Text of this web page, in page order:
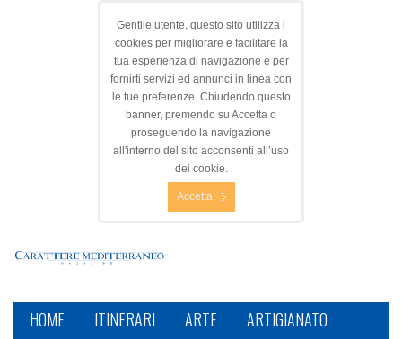
Gentile utente, questo sito utilizza i
cookies per migliorare e facilitare la
tua esperienza di navigazione e per
fornirti servizi ed annunci in linea con
le tue preferenze. Chiudendo questo
banner, premendo su Accetta o
proseguendo la navigazione
all'interno del sito acconsenti all’uso
dei cookie.
Accetta
HOME ITINERARI ARTE
ARTIGIANATO